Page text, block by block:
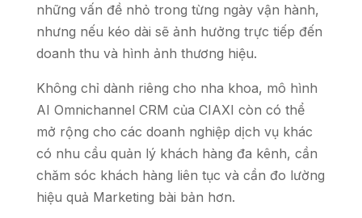
những vấn đề nhỏ trong từng ngày vận hành,
nhưng nếu kéo dài sẽ ảnh hưởng trực tiếp đến
doanh thu và hình ảnh thương hiệu.
Không chỉ dành riêng cho nha khoa, mô hình
AI Omnichannel CRM của CIAXI còn có thể
mở rộng cho các doanh nghiệp dịch vụ khác
có nhu cầu quản lý khách hàng đa kênh, cần
chăm sóc khách hàng liên tục và cần đo lường
hiệu quả Marketing bài bản hơn.